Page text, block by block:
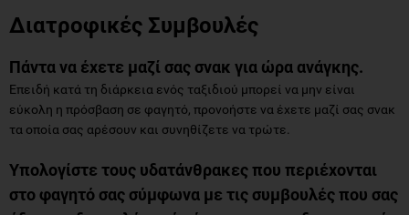
Διατροφικές Συμβουλές
Πάντα να έχετε μαζί σας σνακ για ώρα ανάγκης.
Επειδή κατά τη διάρκεια ενός ταξιδιού μπορεί να μην είναι
εύκολη η πρόσβαση σε φαγητό, προνοήστε να έχετε μαζί σας σνακ
τα οποία σας αρέσουν και συνηθίζετε να τρώτε.
Υπολογίστε τους υδατάνθρακες που περιέχονται
στο φαγητό σας σύμφωνα με τις συμβουλές που σας